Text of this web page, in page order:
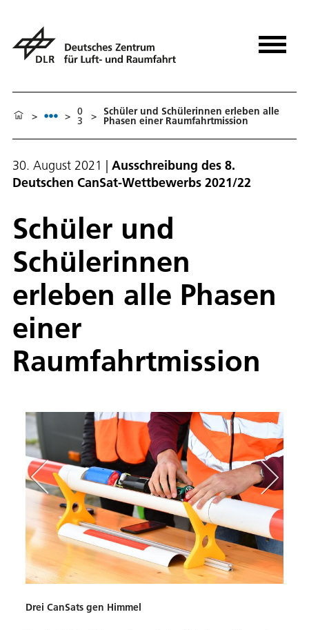
> > 0
3 > Schüler und Schülerinnen erleben alle
Phasen einer Raumfahrtmission
30. August 2021 | Ausschreibung des 8.
Deutschen CanSat-Wettbewerbs 2021/22
Schüler und
Schülerinnen
erleben alle Phasen
einer
Raumfahrtmission
Drei CanSats gen Himmel